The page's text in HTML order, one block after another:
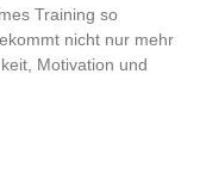
Training so
nicht nur mehr
Motivation und